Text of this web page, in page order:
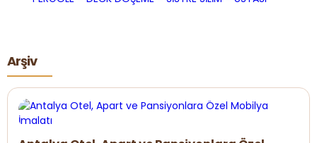
Arşiv